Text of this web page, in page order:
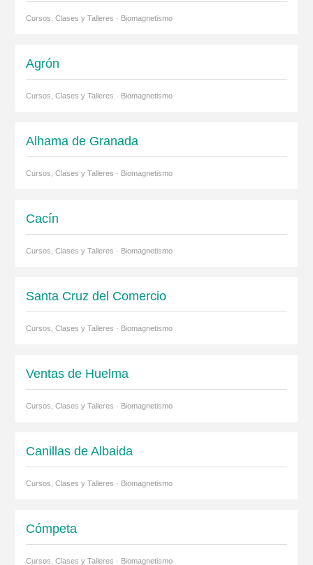
Cursos, Clases y Talleres · Biomagnetismo
Agrón
Cursos, Clases y Talleres · Biomagnetismo
Alhama de Granada
Cursos, Clases y Talleres · Biomagnetismo
Cacín
Cursos, Clases y Talleres · Biomagnetismo
Santa Cruz del Comercio
Cursos, Clases y Talleres · Biomagnetismo
Ventas de Huelma
Cursos, Clases y Talleres · Biomagnetismo
Canillas de Albaida
Cursos, Clases y Talleres · Biomagnetismo
Cómpeta
Cursos, Clases y Talleres · Biomagnetismo